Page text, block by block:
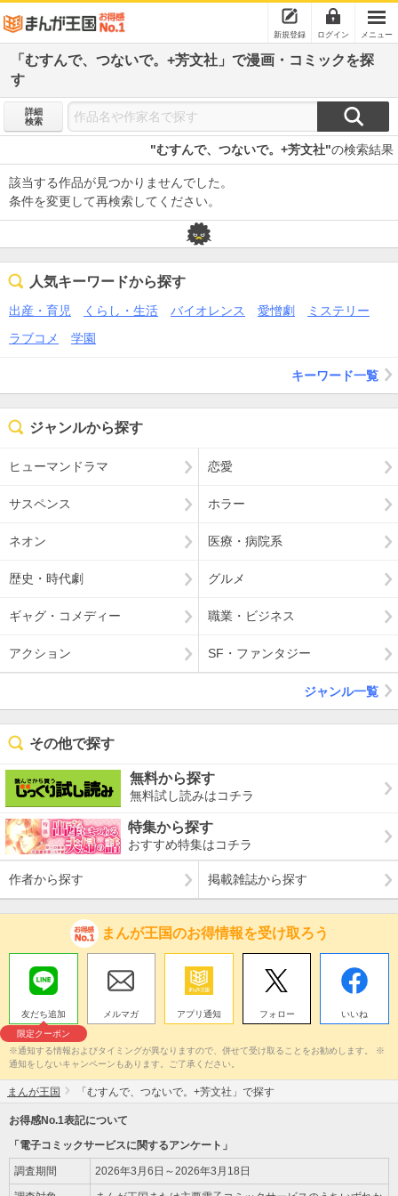
新規登録 ログイン メニュー
「むすんで、つないで。+芳文社」で漫画・コミックを探
す
詳細
検索
"むすんで、つないで。+芳文社"の検索結果
該当する作品が見つかりませんでした。
条件を変更して再検索してください。
人気キーワードから探す
出産・育児 くらし・生活 バイオレンス 愛憎劇
ミステリー
ラブコメ
学園
キーワード一覧
ジャンルから探す
ヒューマンドラマ 恋愛
サスペンス ホラー
ネオン 医療・病院系
歴史・時代劇 グルメ
ギャグ・コメディー 職業・ビジネス
アクション SF・ファンタジー
ジャンル一覧
その他で探す
無料から探す
無料試し読みはコチラ
特集から探す
おすすめ特集はコチラ
作者から探す 掲載雑誌から探す
まんが王国のお得情報を受け取ろう
友だち追加
限定クーポン
メルマガ アプリ通知 フォロー いいね
※通知する情報およびタイミングが異なりますので、併せて受け取ることをお勧めします。 ※
通知をしないキャンペーンもあります。ご了承ください。
まんが王国 「むすんで、つないで。+芳文社」で探す
お得感No.1表記について
「電子コミックサービスに関するアンケート」
調査期間 2026年3月6日～2026年3月18日